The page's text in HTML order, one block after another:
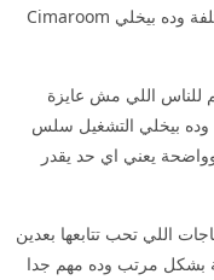
حاجة حديثة من غير ما يضطر يروح مواقع مختلفة وده بيخلي Cimaroom
للناس اللي مش عايزة
وده بيخلي التشغيل سلس
يعني اي حد يقدر
اللي تحب تتابعها بعدين
بشكل مرتب وده مهم جدا